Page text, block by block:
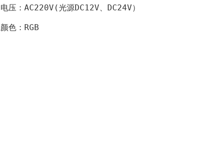
电压：AC220V(光源DC12V、DC24V）
颜色：RGB